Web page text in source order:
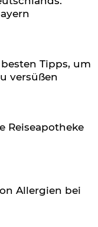
Tipps, um
versüßen
Reiseapotheke
Allergien bei